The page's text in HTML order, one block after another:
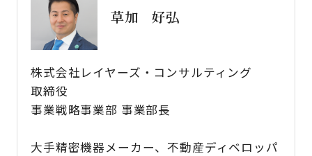
草加 好弘
株式会社レイヤーズ・コンサルティング
取締役
事業戦略事業部 事業部長
大手精密機器メーカー、不動産ディベロッパ